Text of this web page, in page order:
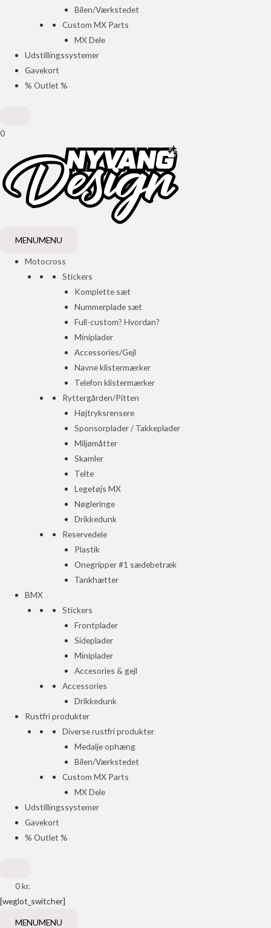
Bilen/Værkstedet
Custom MX Parts
MX Dele
Udstillingssystemer
Gavekort
% Outlet %
0
MENUMENU
Motocross
Stickers
Komplette sæt
Nummerplade sæt
Full-custom? Hvordan?
Miniplader
Accessories/Gejl
Navne klistermærker
Telefon klistermærker
Ryttergården/Pitten
Højtryksrensere
Sponsorplader / Takkeplader
Miljømåtter
Skamler
Telte
Legetøjs MX
Nøgleringe
Drikkedunk
Reservedele
Plastik
Onegripper #1 sædebetræk
Tankhætter
BMX
Stickers
Frontplader
Sideplader
Miniplader
Accesories & gejl
Accessories
Drikkedunk
Rustfri produkter
Diverse rustfri produkter
Medalje ophæng
Bilen/Værkstedet
Custom MX Parts
MX Dele
Udstillingssystemer
Gavekort
% Outlet %
0kr.
[weglot_switcher]
MENUMENU